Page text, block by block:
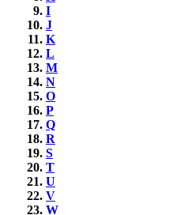
I
J
K
L
M
N
O
P
Q
R
S
T
U
V
W